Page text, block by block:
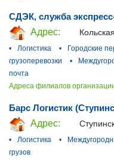
СДЭК, служба
Адрес:
•
Логистика • Городские
грузоперевозки
•
почта
Адреса филиалов
Барс Логистик
Адрес:
•
Логистика •
грузов